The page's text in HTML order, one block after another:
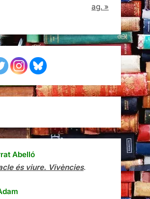
ag. »
Abelló
és viure. Vivències.